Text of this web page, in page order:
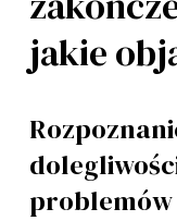
jakie
problemów